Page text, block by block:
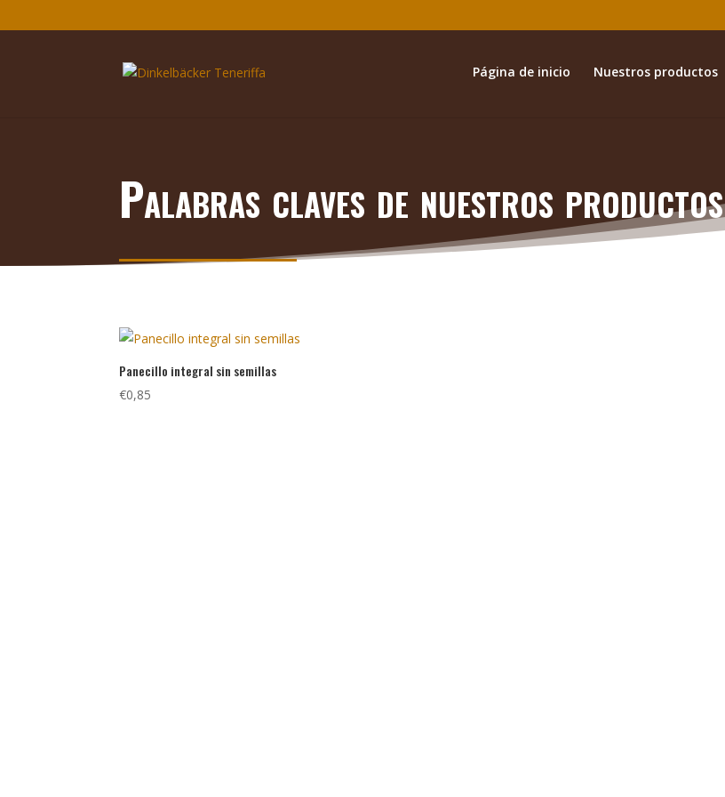
Página de inicio Nuestros productos
Palabras claves de nuestros productos
Panecillo integral sin semillas
€0,85